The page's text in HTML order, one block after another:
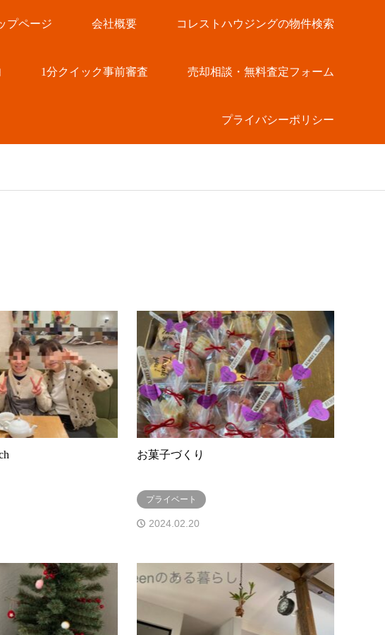
プページ 会社概要 コレストハウジングの物件検索
1分クイック事前審査 売却相談・無料査定フォーム
プライバシーポリシー
お菓子づくり
プライベート
2024.02.20